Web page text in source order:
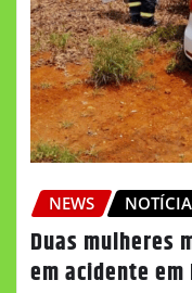
NEWS NOTÍCIA
Duas mulheres
em acidente em